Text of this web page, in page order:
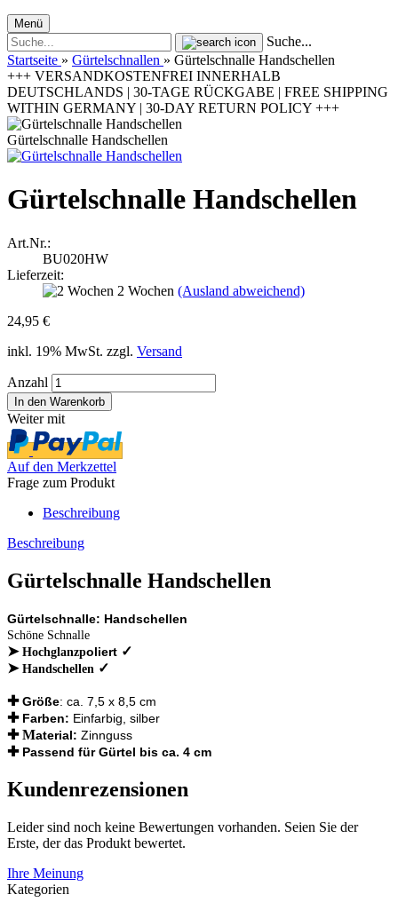
Menü
Suche...
Startseite » Gürtelschnallen » Gürtelschnalle Handschellen
+++ VERSANDKOSTENFREI INNERHALB
DEUTSCHLANDS | 30-TAGE RÜCKGABE | FREE SHIPPING
WITHIN GERMANY | 30-DAY RETURN POLICY +++
Gürtelschnalle Handschellen
Gürtelschnalle Handschellen
Art.Nr.:
BU020HW
Lieferzeit:
2 Wochen (Ausland abweichend)
24,95 €
inkl. 19% MwSt. zzgl. Versand
Anzahl
Weiter mit
Auf den Merkzettel
Frage zum Produkt
Beschreibung
Beschreibung
Gürtelschnalle Handschellen
Gürtelschnalle: Handschellen
Schöne Schnalle
➤ Hochglanzpoliert ✓
➤ Handschellen ✓
✚Größe: ca. 7,5 x 8,5 cm
✚ Farben: Einfarbig, silber
✚ Material: Zinnguss
✚ Passend für Gürtel bis ca. 4 cm
Kundenrezensionen
Leider sind noch keine Bewertungen vorhanden. Seien Sie der
Erste, der das Produkt bewertet.
Ihre Meinung
Kategorien